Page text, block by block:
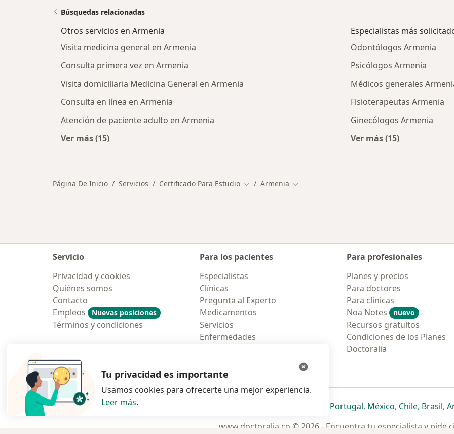
Búsquedas relacionadas
Otros servicios en Armenia
Visita medicina general en Armenia
Consulta primera vez en Armenia
Visita domiciliaria Medicina General en Armenia
Consulta en línea en Armenia
Atención de paciente adulto en Armenia
Ver más (15)
Especialistas más
Odontólogos Armenia
Psicólogos Armenia
Médicos generales
Fisioterapeutas Armenia
Ginecólogos Armenia
Ver más (15)
Página De Inicio Servicios Certificado Para Estudio Cambiar de ciudad
Armenia Cambiar de ciudad
Servicio
Privacidad y cookies
Quiénes somos
Contacto
Empleos
Nuevas posiciones
Términos y condiciones
Para los pacientes
Especialistas
Clínicas
Pregunta al Experto
Medicamentos
Servicios
Enfermedades
Para profesionales
Planes y precios
Para doctores
Para clinicas
Noa Notes
nuevo
Recursos gratuitos
Condiciones de los Planes
Doctoralia
Polska se abre en una nueva pestaña
se abre en una nueva pestaña
se abre en una nueva pestaña
se abre en una nueva pestaña
Portugalse abre en una nueva
, Méxicose abre en una
, Chilese abre
, Brasilse
,
www.doctoralia.co © 2026 - Encuentra tu especialista y pide
Tu privacidad es importante
Usamos cookies para ofrecerte una mejor experiencia.
Leer más.